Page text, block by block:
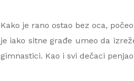
Kako je rano ostao bez oca,
je iako sitne građe umeo da
gimnastici. Kao i svi dečaci